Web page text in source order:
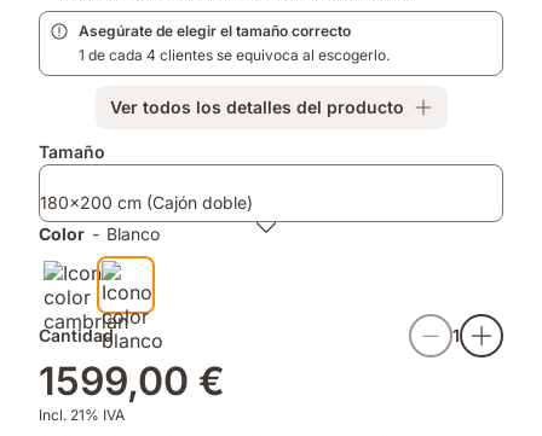
con
sistema
SmartLift:
la
con
suavidad
sin
ruido.
930
litros
tu
Soporte
ideal
transpirable
antideslizante
para
descanso
más
fresco.
Asegúrate de elegir el tamaño correcto
1 de cada 4 clientes se equivoca al escogerlo.
Ver todos los detalles del producto
Complementos
Tamaño
180x200 cm (Cajón doble)
Color - Blanco
Cantidad 1
1599,00 €
Incl. 21% IVA